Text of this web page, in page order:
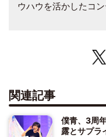
ウハウを活かしたコン
関連記事
僕青、3周
露とサプラ